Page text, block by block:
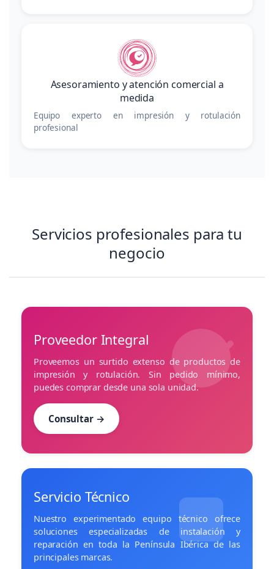
Asesoramiento y atención comercial a
medida
Equipo experto en impresión y rotulación
profesional
Servicios profesionales para tu
negocio
Proveedor Integral
Proveemos un surtido extenso de productos de
impresión y rotulación. Sin pedido mínimo,
puedes comprar desde una sola unidad.
Consultar →
Servicio Técnico
Nuestro experimentado equipo técnico ofrece
soluciones especializadas de instalación y
reparación en toda la Península Ibérica de las
principales marcas.